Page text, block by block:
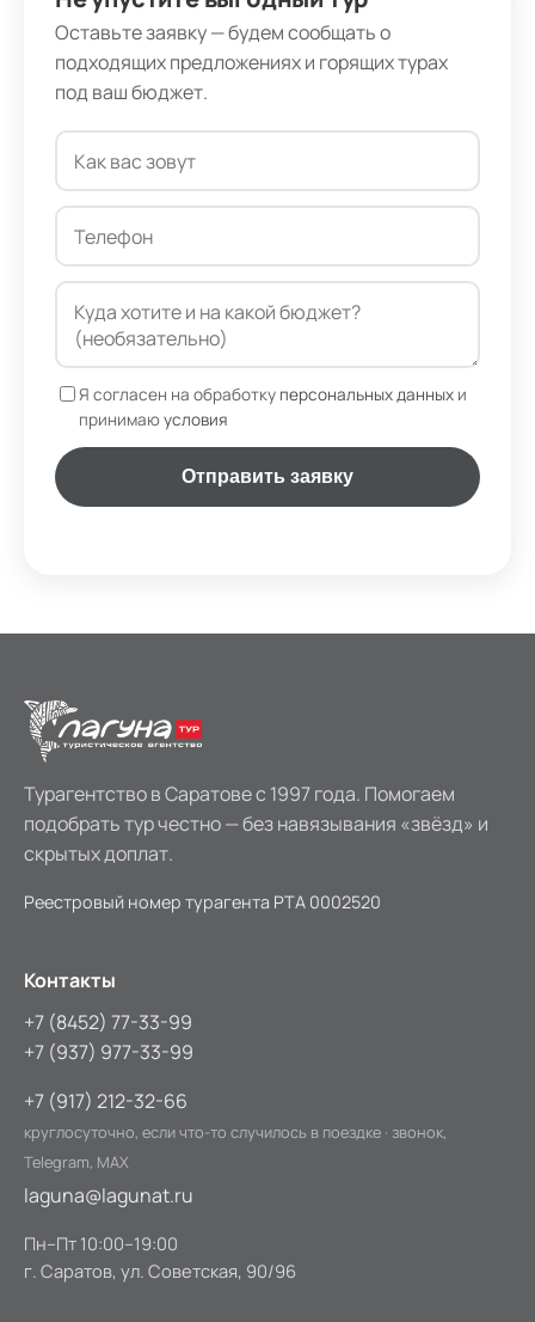
Оставьте заявку — будем сообщать о
подходящих предложениях и горящих турах
под ваш бюджет.
Я согласен на обработку персональных данных и
принимаюусловия
Отправить заявку
Турагентство в Саратове с 1997 года. Помогаем
подобрать тур честно — без навязывания «звёзд» и
скрытых доплат.
Реестровый номер турагента РТА 0002520
Контакты
+7 (8452) 77-33-99
+7 (937) 977-33-99
+7 (917) 212-32-66
круглосуточно, если что-то случилось в поездке · звонок,
Telegram, MAX
laguna@lagunat.ru
Пн–Пт 10:00–19:00
г. Саратов, ул. Советская, 90/96